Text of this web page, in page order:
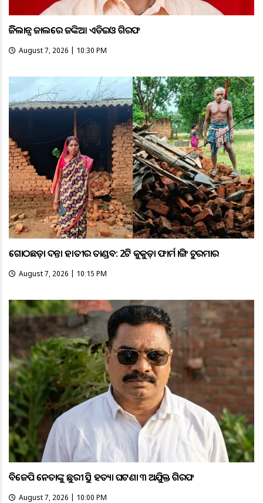
ଭିଜିଲାନ୍ସ ଜାଲରେ ଜଙ୍କିଆ ଏଡିଇଓ ଗିରଫ
August 7, 2026 | 10:30 PM
ଗୋଠଛଡ଼ା ଦନ୍ତା ହାତୀର ତାଣ୍ଡବ: 2ଟି କୁକୁଡ଼ା ଫାର୍ମ ଭାଙ୍ଗି ଚୁରମାର
August 7, 2026 | 10:15 PM
ବିଜେପି ନେତାଙ୍କୁ ଛୁରୀ ଭୁସି ହତ୍ୟା ଘଟଣା ୩ ଅଭିଯୁକ୍ତ ଗିରଫ
August 7, 2026 | 10:00 PM